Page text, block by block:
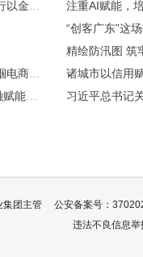
诸城市以信用
习近平总书记
集团主管 公安备案号：
违法不良信息